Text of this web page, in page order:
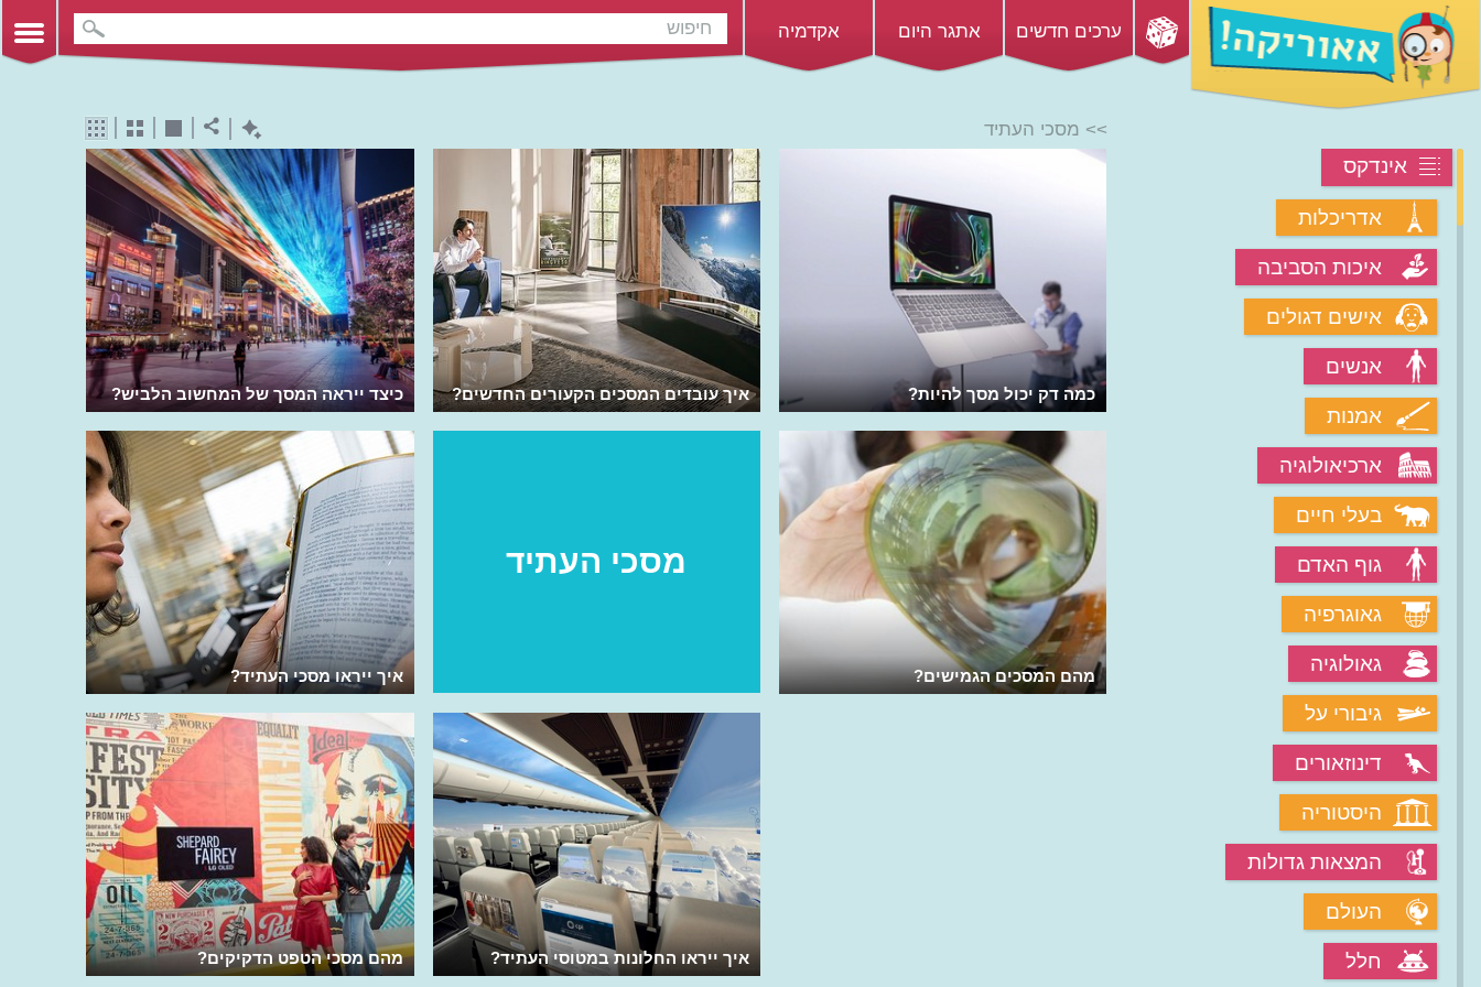
ערכים חדשים אתגר היום אקדמיה
אינדקס
אדריכלות
איכות הסביבה
אישים דגולים
אנשים
אמנות
ארכיאולוגיה
בעלי חיים
גוף האדם
גאוגרפיה
גאולוגיה
גיבורי על
דינוזאורים
היסטוריה
המצאות גדולות
העולם
חלל
>> מסכי העתיד
כיצד ייראה המסך של המחשוב הלביש? איך עובדים המסכים הקעורים החדשים? כמה דק יכול מסך להיות?
איך ייראו מסכי העתיד?
מסכי העתיד
מהם המסכים הגמישים?
מהם מסכי הטפט הדקיקים? איך ייראו החלונות במטוסי העתיד?